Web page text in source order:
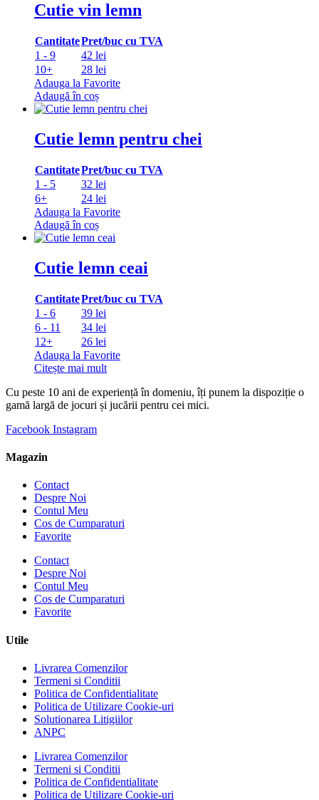
Cutie vin lemn
CantitatePret/buc cu TVA
1 - 9
42 lei
10+
28 lei
Adauga la Favorite
Adaugă în coș
Cutie lemn pentru chei
CantitatePret/buc cu TVA
1 - 5
32 lei
6+
24 lei
Adauga la Favorite
Adaugă în coș
Cutie lemn ceai
CantitatePret/buc cu TVA
1 - 6
39 lei
6 - 11
34 lei
12+
26 lei
Adauga la Favorite
Citește mai mult
Cu peste 10 ani de experiență în domeniu, îți punem la dispoziție o
gamă largă de jocuri și jucării pentru cei mici.
Facebook Instagram
Magazin
Contact
Despre Noi
Contul Meu
Cos de Cumparaturi
Favorite
Contact
Despre Noi
Contul Meu
Cos de Cumparaturi
Favorite
Utile
Livrarea Comenzilor
Termeni si Conditii
Politica de Confidentialitate
Politica de Utilizare Cookie-uri
Solutionarea Litigiilor
ANPC
Livrarea Comenzilor
Termeni si Conditii
Politica de Confidentialitate
Politica de Utilizare Cookie-uri